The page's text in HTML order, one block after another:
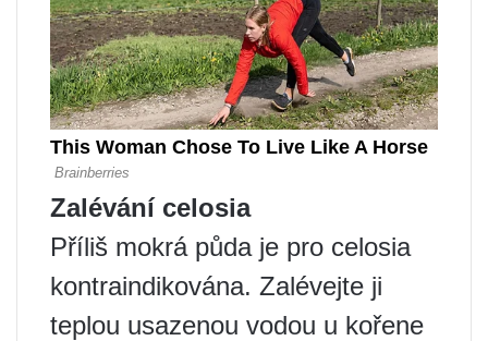
Zalévání celosia
Příliš mokrá půda je pro celosia
kontraindikována. Zalévejte ji
teplou usazenou vodou u kořene